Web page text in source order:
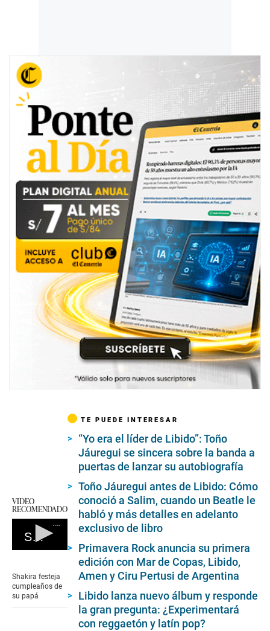
VIDEO
RECOMENDADO
Shakira reaparece con su papá
of
0
seconds
Shakira festeja
cumpleaños de
su papá
TE PUEDE INTERESAR
“Yo era el líder de Libido”: Toño
Jáuregui se sincera sobre la banda a
puertas de lanzar su autobiografía
Toño Jáuregui antes de Libido: Cómo
conoció a Salim, cuando un Beatle le
habló y más detalles en adelanto
exclusivo de libro
Primavera Rock anuncia su primera
edición con Mar de Copas, Libido,
Amen y Ciru Pertusi de Argentina
Libido lanza nuevo álbum y responde
la gran pregunta: ¿Experimentará
con reggaetón y latín pop?